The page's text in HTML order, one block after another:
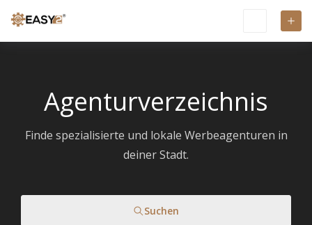
Agenturverzeichnis
Finde spezialisierte und lokale Werbeagenturen in
deiner Stadt.
Suchen